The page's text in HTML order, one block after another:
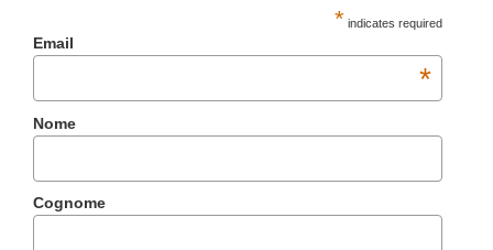
* indicates required
Email
*
Nome
Cognome